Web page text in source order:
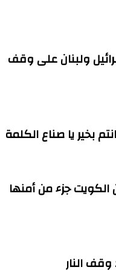
ولبنان على وقف
بخير يا صناع الكلمة
جزء من أمنها
النار